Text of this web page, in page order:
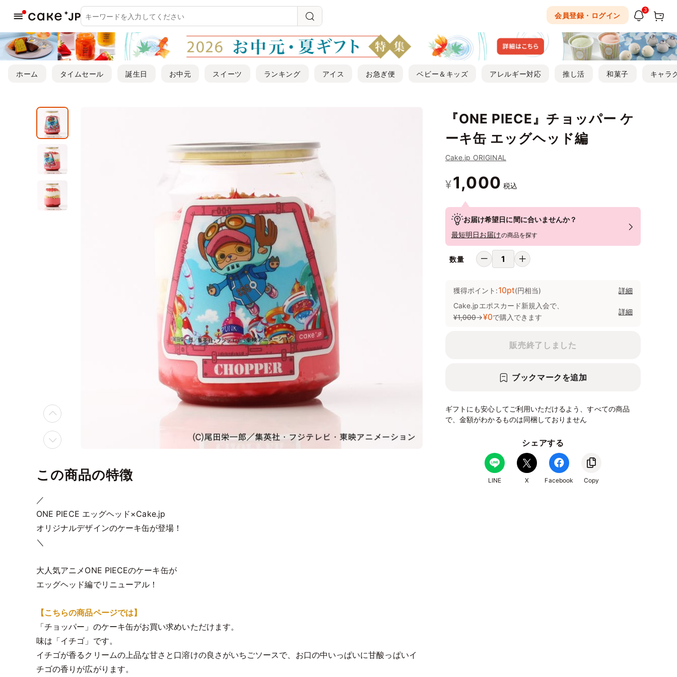
会員登録・ログイン
3
ホーム タイムセール 誕生日 お中元 スイーツ ランキング アイス お急ぎ便 ベビー＆キッズ アレルギー対応 推し活 和菓子 キャラ
『ONE PIECE』チョッパー ケ
ーキ缶 エッグヘッド編
Cake.jp ORIGINAL
¥1,000 税込
お届け希望日に間に合いませんか？
最短明日お届けの商品を探す
数量
獲得ポイント:10pt(円相当)
詳細
Cake.jpエポスカード新規入会で、
¥1,000→¥0で購入できます
詳細
販売終了しました
ブックマークを追加
ギフトにも安心してご利用いただけるよう、すべての商品
で、金額がわかるものは同梱しておりません
シェアする
LINE X Facebook Copy
この商品の特徴
／
ONE PIECE エッグヘッド×Cake.jp
オリジナルデザインのケーキ缶が登場！
＼
大人気アニメONE PIECEのケーキ缶が
エッグヘッド編でリニューアル！
【こちらの商品ページでは】
「チョッパー」のケーキ缶がお買い求めいただけます。
味は「イチゴ」です。
イチゴが香るクリームの上品な甘さと口溶けの良さがいちごソースで、お口の中いっぱいに甘酸っぱいイ
チゴの香りが広がります。